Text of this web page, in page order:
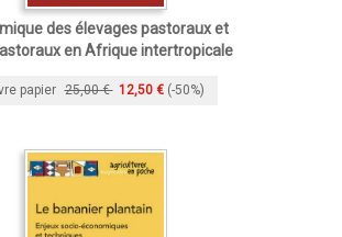
des élevages pastoraux et
en Afrique intertropicale
papier 25,00 € 12,50 € (-50%)